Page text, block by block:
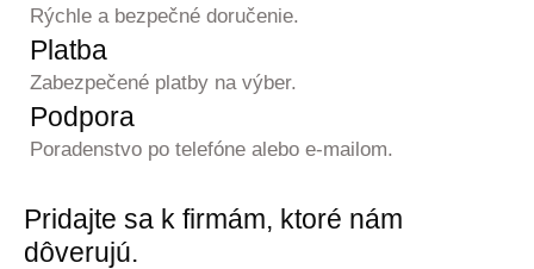
Rýchle a bezpečné doručenie.
Platba
Zabezpečené platby na výber.
Podpora
Poradenstvo po telefóne alebo e-mailom.
Pridajte sa k firmám, ktoré nám
dôverujú.